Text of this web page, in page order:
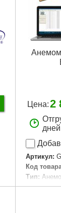
Цена:2
дней
Артикул:
Код
Тип:
Тип
Диапазон